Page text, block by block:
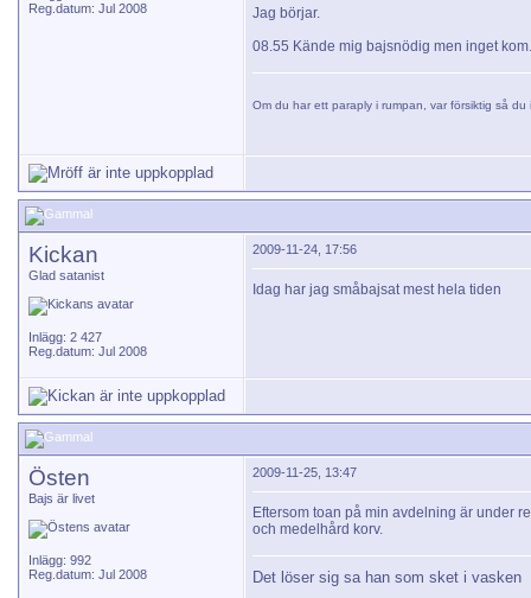
Reg.datum: Jul 2008
Jag börjar.
08.55 Kände mig bajsnödig men inget kom.
Om du har ett paraply i rumpan, var försiktig så
Kickan
Glad satanist
Inlägg: 2 427
Reg.datum: Jul 2008
2009-11-24, 17:56
Idag har jag småbajsat mest hela tiden
Östen
Bajs är livet
Inlägg: 992
Reg.datum: Jul 2008
2009-11-25, 13:47
Eftersom toan på min avdelning är under
och medelhård korv.
Det löser sig sa han som sket i vasken